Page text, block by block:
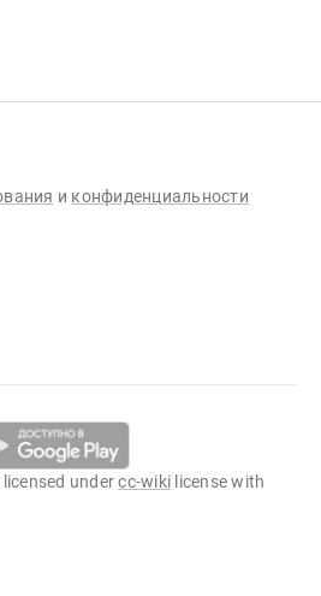
и конфиденциальности
undercc-wiki license with